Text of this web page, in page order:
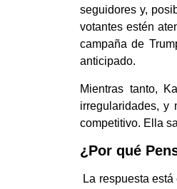
seguidores y,
votantes estén
campaña de
anticipado.
Mientras tanto,
irregularidades, y
competitivo. Ella
¿Por qué
La respuesta